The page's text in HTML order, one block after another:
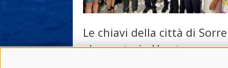
Le chiavi della città di
al segretario Unwto